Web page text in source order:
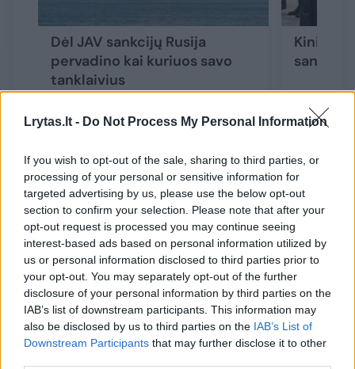
Lrytas.lt - Do Not Process My Personal Information
If you wish to opt-out of the sale, sharing to third parties, or
processing of your personal or sensitive information for
targeted advertising by us, please use the below opt-out
section to confirm your selection. Please note that after your
opt-out request is processed you may continue seeing
interest-based ads based on personal information utilized by
us or personal information disclosed to third parties prior to
your opt-out. You may separately opt-out of the further
disclosure of your personal information by third parties on the
IAB’s list of downstream participants. This information may
also be disclosed by us to third parties on the IAB’s List of
Downstream Participants that may further disclose it to other
Dėl JAV sankcijų Rusija
pervadino kai kuriuos savo
tanklaivius
Kinija
sankcijų
Vienas šaltinis laikraščiui „The Moscow
Times“ sakė, kad Ilievas prabangų lėktuvą
nusipirko norėdamas pakeisti savo seną
„Airbus A318CJ“. Antrasis pateikė
patvirtinimą, kad „ACJ32neo“ savininkas yra
susijęs su įmonių grupe „Kievskaya
Ploshchad“.